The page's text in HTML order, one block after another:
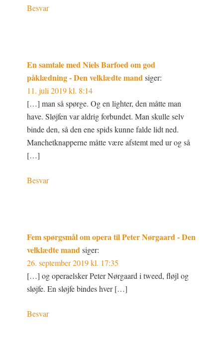
Besvar
En samtale med Niels Barfoed om god
påklædning - Den velklædte mand siger:
11. juli 2019 kl. 8:14
[…] man så spørge. Og en lighter, den måtte man
have. Sløjfen var aldrig forbundet. Man skulle selv
binde den, så den ene spids kunne falde lidt ned.
Manchetknapperne måtte være afstemt med ur og så
[…]
Besvar
Fem spørgsmål om opera til Peter Nørgaard - Den
velklædte mand siger:
26. september 2019 kl. 17:35
[…] og operaelsker Peter Nørgaard i tweed, fløjl og
sløjfe. En sløjfe bindes hver […]
Besvar